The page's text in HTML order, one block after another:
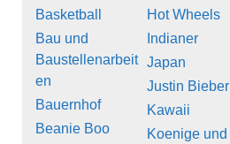
Basketball
Bau und
Baustellenarbeit
en
Bauernhof
Beanie Boo
Hot Wheels
Indianer
Japan
Justin Bieber
Kawaii
Koenige und